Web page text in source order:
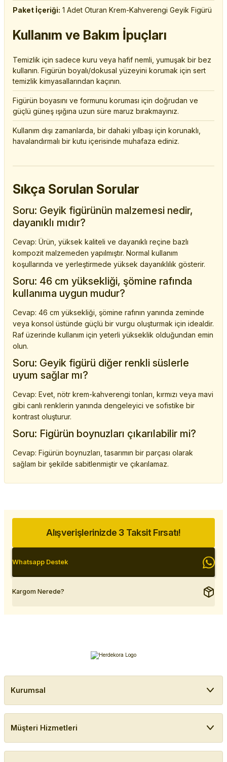
Paket İçeriği: 1 Adet Oturan Krem-Kahverengi Geyik Figürü
Kullanım ve Bakım İpuçları
Temizlik için sadece kuru veya hafif nemli, yumuşak bir bez
kullanın. Figürün boyalı/dokusal yüzeyini korumak için sert
temizlik kimyasallarından kaçının.
Figürün boyasını ve formunu koruması için doğrudan ve
güçlü güneş ışığına uzun süre maruz bırakmayınız.
Kullanım dışı zamanlarda, bir dahaki yılbaşı için korunaklı,
havalandırmalı bir kutu içerisinde muhafaza ediniz.
Sıkça Sorulan Sorular
Soru: Geyik figürünün malzemesi nedir,
dayanıklı mıdır?
Cevap: Ürün, yüksek kaliteli ve dayanıklı reçine bazlı
kompozit malzemeden yapılmıştır. Normal kullanım
koşullarında ve yerleştirmede yüksek dayanıklılık gösterir.
Soru: 46 cm yüksekliği, şömine rafında
kullanıma uygun mudur?
Cevap: 46 cm yüksekliği, şömine rafının yanında zeminde
veya konsol üstünde güçlü bir vurgu oluşturmak için idealdir.
Raf üzerinde kullanım için yeterli yükseklik olduğundan emin
olun.
Soru: Geyik figürü diğer renkli süslerle
uyum sağlar mı?
Cevap: Evet, nötr krem-kahverengi tonları, kırmızı veya mavi
gibi canlı renklerin yanında dengeleyici ve sofistike bir
kontrast oluşturur.
Soru: Figürün boynuzları çıkarılabilir mi?
Cevap: Figürün boynuzları, tasarımın bir parçası olarak
sağlam bir şekilde sabitlenmiştir ve çıkarılamaz.
Alışverişlerinizde 3 Taksit Fırsatı!
Whatsapp Destek
Kargom Nerede?
Kurumsal
Müşteri Hizmetleri